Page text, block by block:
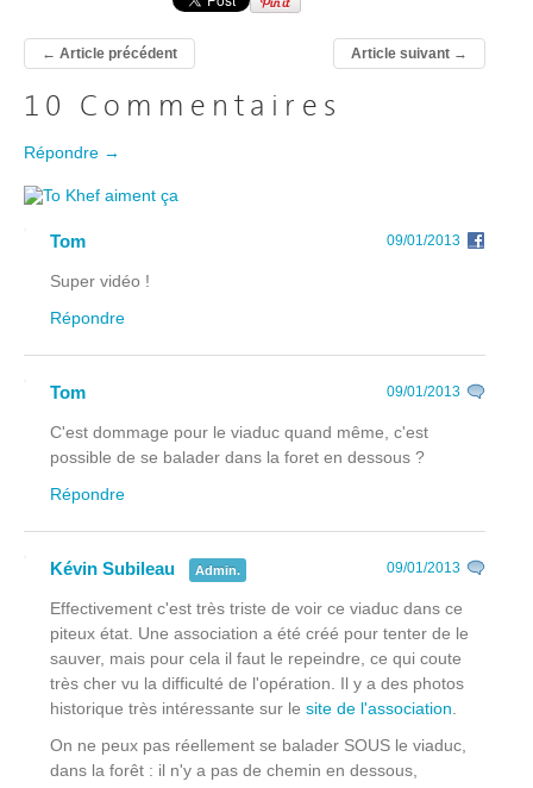
← Article précédent Article suivant→
10 Commentaires
Répondre →
Tom 09/01/2013
Super vidéo !
Répondre
Tom 09/01/2013
C'est dommage pour le viaduc quand même, c'est
possible de se balader dans la foret en dessous ?
Répondre
Kévin Subileau Admin. 09/01/2013
Effectivement c'est très triste de voir ce viaduc dans ce
piteux état. Une association a été créé pour tenter de le
sauver, mais pour cela il faut le repeindre, ce qui coute
très cher vu la difficulté de l'opération. Il y a des photos
historique très intéressante sur le site de l'association
On ne peux pas réellement se balader SOUS le viaduc,
dans la forêt : il n'y a pas de chemin en dessous,